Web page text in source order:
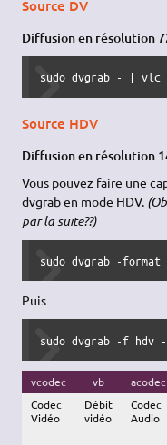
Source DV
Diffusion en résolution
sudo dvgrab - | vlc
Source HDV
Diffusion en résolution
Vous pouvez faire une
dvgrab en mode HDV.
par la suite??)
sudo dvgrab -
Puis
sudo dvgrab -f hdv
vcodec vb acodec
Codec
Vidéo
Débit
vidéo
Codec
Audio